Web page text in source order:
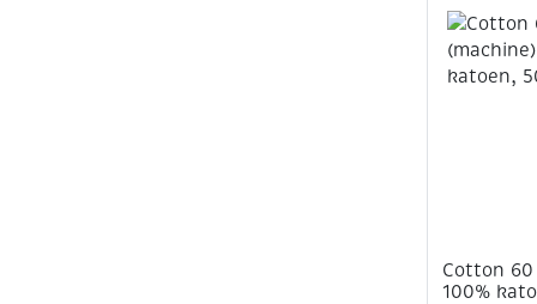
katoen,
500
meter,
paars
Cotton
100%